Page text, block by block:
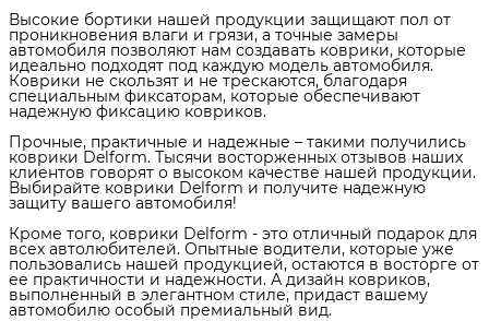
Высокие бортики нашей продукции защищают пол от
проникновения влаги и грязи, а точные замеры
автомобиля позволяют нам создавать коврики, которые
идеально подходят под каждую модель автомобиля.
Коврики не скользят и не трескаются, благодаря
специальным фиксаторам, которые обеспечивают
надежную фиксацию ковриков.
Прочные, практичные и надежные – такими получились
коврики Delform. Тысячи восторженных отзывов наших
клиентов говорят о высоком качестве нашей продукции.
Выбирайте коврики Delform и получите надежную
защиту вашего автомобиля!
Кроме того, коврики Delform - это отличный подарок для
всех автолюбителей. Опытные водители, которые уже
пользовались нашей продукцией, остаются в восторге от
ее практичности и надежности. А дизайн ковриков,
выполненный в элегантном стиле, придаст вашему
автомобилю особый премиальный вид.